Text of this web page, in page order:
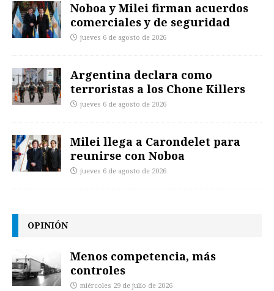
Noboa y Milei firman acuerdos
comerciales y de seguridad
jueves 6 de agosto de 2026
Argentina declara como
terroristas a los Chone Killers
jueves 6 de agosto de 2026
Milei llega a Carondelet para
reunirse con Noboa
jueves 6 de agosto de 2026
OPINIÓN
Menos competencia, más
controles
miércoles 29 de julio de 2026